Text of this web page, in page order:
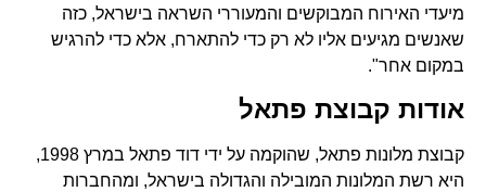
מיעדי האירוח המבוקשים והמעוררי השראה בישראל, כזה
שאנשים מגיעים אליו לא רק כדי להתארח, אלא כדי להרגיש
במקום אחר".
אודות קבוצת פתאל
קבוצת מלונות פתאל, שהוקמה על ידי דוד פתאל במרץ 1998,
היא רשת המלונות המובילה והגדולה בישראל, ומהחברות